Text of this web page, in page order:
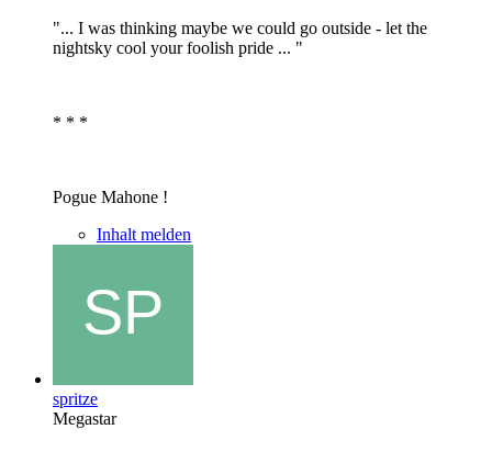
"... I was thinking maybe we could go outside - let the
nightsky cool your foolish pride ... "
* * *
Pogue Mahone !
Inhalt melden
spritze
Megastar